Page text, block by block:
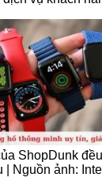
ShopDunk
| Nguồn ảnh: